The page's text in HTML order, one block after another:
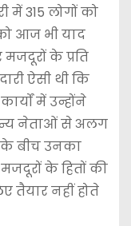
में 315 लोगों को
आज भी याद
के प्रति
ऐसी थी कि
में उन्होंने
नेताओं से अलग
के बीच उनका
के हितों की
तैयार नहीं होते